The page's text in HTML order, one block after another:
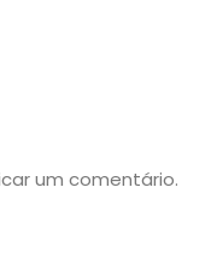
um comentário.